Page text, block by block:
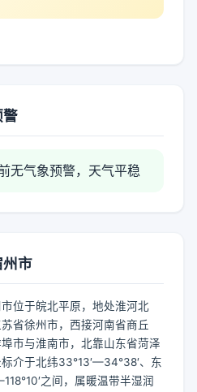
警
无气象预警，天气平稳
州市
位于皖北平原，地处淮河北
省徐州市，西接河南省商丘
市与淮南市，北靠山东省菏泽
介于北纬33°13′—34°38′、东
之间，属暖温带半湿润